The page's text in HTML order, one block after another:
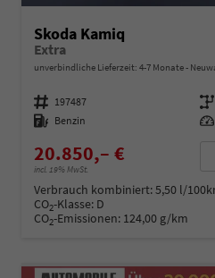
Skoda Kamiq
Extra
unverbindliche Lieferzeit: 4-7 Monate
Fahrzeugnummer 197487 Getriebe
Kraftstoff Benzin Leistung
20.850,– €
incl. 19% MwSt.
Verbrauch kombiniert:5,50 l/
CO2-Klasse: D
CO2-Emissionen: 124,00 g/km